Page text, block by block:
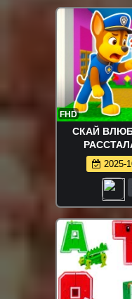
FHD
СКАЙ
МАЙНКРАФТ
2025-